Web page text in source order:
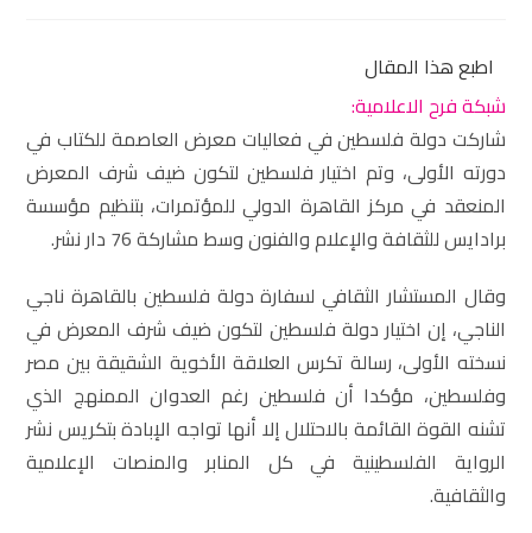
اطبع هذا المقال
شبكة فرح الاعلامية:
شاركت دولة فلسطين في فعاليات معرض العاصمة للكتاب في
دورته الأولى، وتم اختيار فلسطين لتكون ضيف شرف المعرض
المنعقد في مركز القاهرة الدولي للمؤتمرات، بتنظيم مؤسسة
برادايس للثقافة والإعلام والفنون وسط مشاركة 76 دار نشر.
وقال المستشار الثقافي لسفارة دولة فلسطين بالقاهرة ناجي
الناجي، إن اختيار دولة فلسطين لتكون ضيف شرف المعرض في
نسخته الأولى، رسالة تكرس العلاقة الأخوية الشقيقة بين مصر
وفلسطين، مؤكدا أن فلسطين رغم العدوان الممنهج الذي
تشنه القوة القائمة بالاحتلال إلا أنها تواجه الإبادة بتكريس نشر
الرواية الفلسطينية في كل المنابر والمنصات الإعلامية
والثقافية.